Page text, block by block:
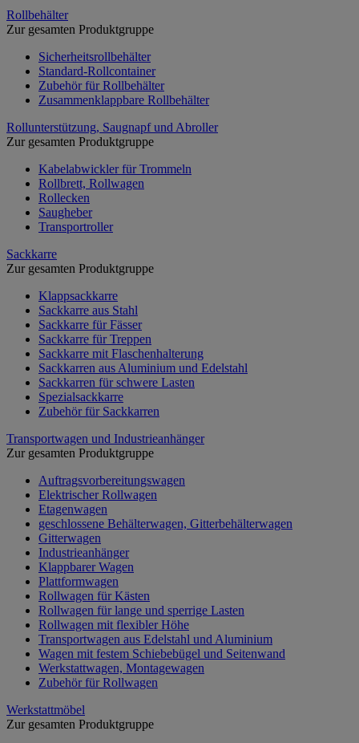
Rollbehälter
Zur gesamten Produktgruppe
Sicherheitsrollbehälter
Standard-Rollcontainer
Zubehör für Rollbehälter
Zusammenklappbare Rollbehälter
Rollunterstützung, Saugnapf und Abroller
Zur gesamten Produktgruppe
Kabelabwickler für Trommeln
Rollbrett, Rollwagen
Rollecken
Saugheber
Transportroller
Sackkarre
Zur gesamten Produktgruppe
Klappsackkarre
Sackkarre aus Stahl
Sackkarre für Fässer
Sackkarre für Treppen
Sackkarre mit Flaschenhalterung
Sackkarren aus Aluminium und Edelstahl
Sackkarren für schwere Lasten
Spezialsackkarre
Zubehör für Sackkarren
Transportwagen und Industrieanhänger
Zur gesamten Produktgruppe
Auftragsvorbereitungswagen
Elektrischer Rollwagen
Etagenwagen
geschlossene Behälterwagen, Gitterbehälterwagen
Gitterwagen
Industrieanhänger
Klappbarer Wagen
Plattformwagen
Rollwagen für Kästen
Rollwagen für lange und sperrige Lasten
Rollwagen mit flexibler Höhe
Transportwagen aus Edelstahl und Aluminium
Wagen mit festem Schiebebügel und Seitenwand
Werkstattwagen, Montagewagen
Zubehör für Rollwagen
Werkstattmöbel
Zur gesamten Produktgruppe